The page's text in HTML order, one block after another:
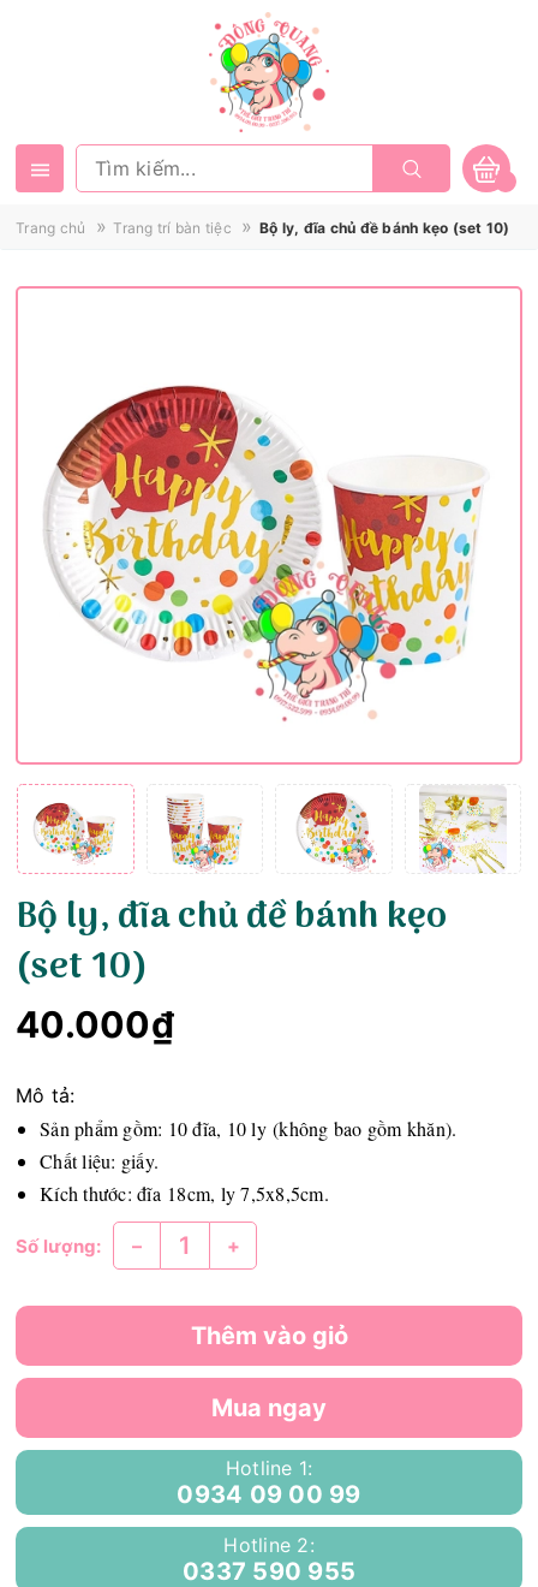
Trang chủ »Trang trí bàn tiệc » Bộ ly, đĩa chủ đề bánh kẹo (set 10)
Bộ ly, đĩa chủ đề bánh kẹo
(set 10)
40.000₫
Mô tả:
Sản phẩm gồm: 10 đĩa, 10 ly (không bao gồm khăn).
Chất liệu: giấy.
Kích thước: đĩa 18cm, ly 7,5x8,5cm.
Số lượng: – +
Thêm vào giỏ
Mua ngay
Hotline 1:
0934 09 00 99
Hotline 2:
0337 590 955